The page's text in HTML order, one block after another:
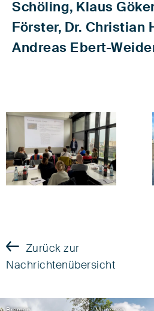
Schöling, Klaus
Förster, Dr. Christian
Andreas Ebert-
Zurück zur
Nachrichtenübersicht